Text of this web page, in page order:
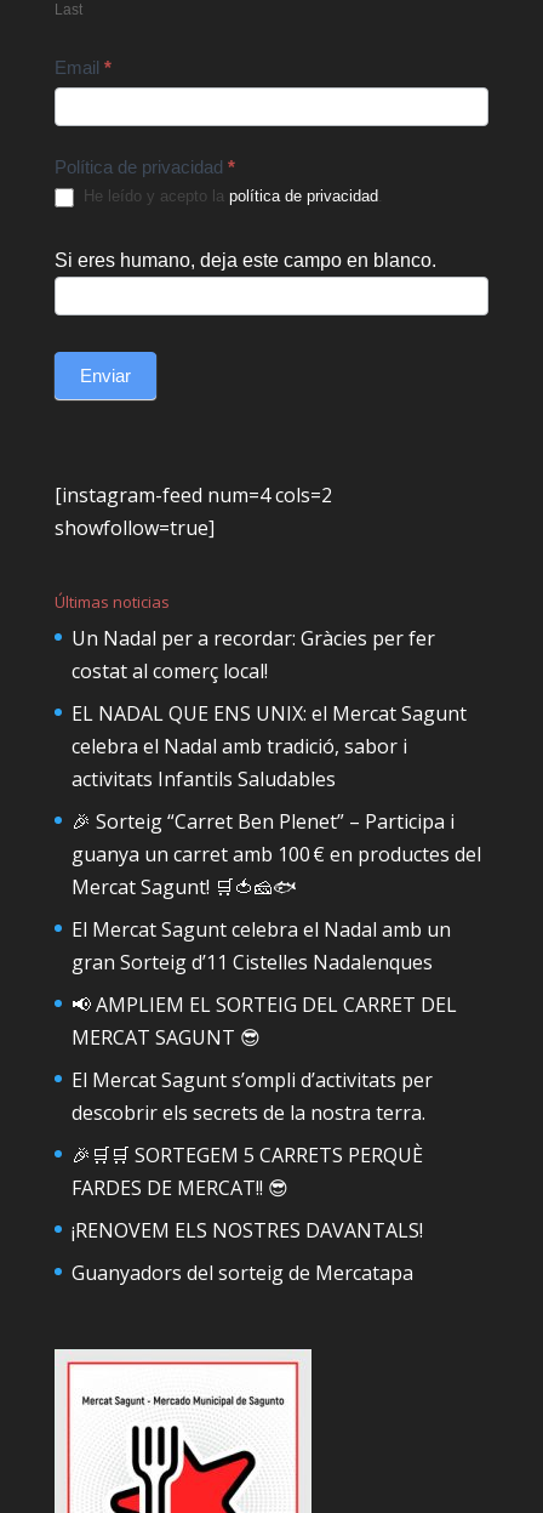
Last
Email *
Política de privacidad *
He leído y acepto la política de privacidad.
Si eres humano, deja este campo en blanco.
Enviar
[instagram-feed num=4 cols=2
showfollow=true]
Últimas noticias
Un Nadal per a recordar: Gràcies per fer
costat al comerç local!
EL NADAL QUE ENS UNIX: el Mercat Sagunt
celebra el Nadal amb tradició, sabor i
activitats Infantils Saludables
🎉 Sorteig “Carret Ben Plenet” – Participa i
guanya un carret amb 100 € en productes del
Mercat Sagunt! 🛒🍅🧀🐟
El Mercat Sagunt celebra el Nadal amb un
gran Sorteig d’11 Cistelles Nadalenques
📢 AMPLIEM EL SORTEIG DEL CARRET DEL
MERCAT SAGUNT 😎
El Mercat Sagunt s’ompli d’activitats per
descobrir els secrets de la nostra terra.
🎉🛒🛒 SORTEGEM 5 CARRETS PERQUÈ
FARDES DE MERCAT!! 😎
¡RENOVEM ELS NOSTRES DAVANTALS!
Guanyadors del sorteig de Mercatapa